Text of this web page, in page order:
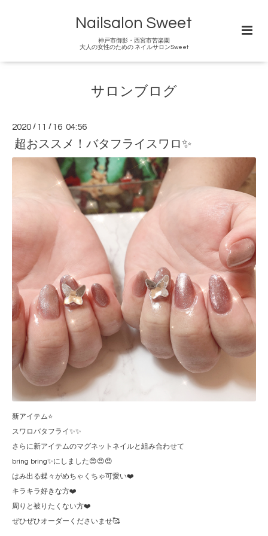
Nailsalon Sweet
神戸市御影・西宮市苦楽園
大人の女性のための ネイルサロンSweet
サロンブログ
2020 / 11 / 16 04:56
超おススメ！バタフライスワロ✨
新アイテム⭐️
スワロバタフライ✨✨
さらに新アイテムのマグネットネイルと組み合わせて
bring bring✨にしました😍😍😍
はみ出る蝶々がめちゃくちゃ可愛い❤️
キラキラ好きな方❤️
周りと被りたくない方❤️
ぜひぜひオーダーくださいませ🥰